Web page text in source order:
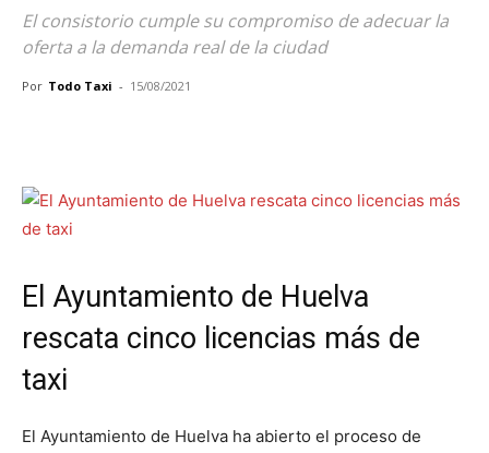
El consistorio cumple su compromiso de adecuar la
oferta a la demanda real de la ciudad
Por Todo Taxi - 15/08/2021
El Ayuntamiento de Huelva
rescata cinco licencias más de
taxi
El Ayuntamiento de Huelva ha abierto el proceso de